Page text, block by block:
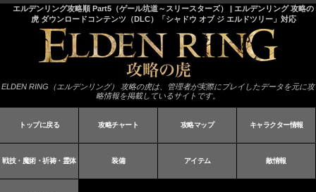
エルデンリング攻略順 Part5（ゲール坑道～スリースターズ） | エルデンリング 攻略の
虎 ダウンロードコンテンツ（DLC）「シャドウ オブ ジ エルドツリー」対応
ELDEN RING（エルデンリング） 攻略の虎は、管理者が実際にプレイしたデータを元に攻
略情報を掲載しているサイトです。
トップに戻る 攻略チャート 攻略マップ キャラクター情報
戦技・魔術・祈祷・霊体 装備 アイテム 敵情報